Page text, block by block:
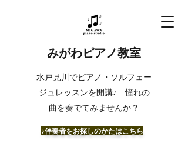
みがわピアノ教室
​水戸見川でピアノ・ソルフェー
ジュレッスンを開講♪ 憧れの
曲を奏でてみませんか？
​♪伴奏者をお探しのかたはこちら